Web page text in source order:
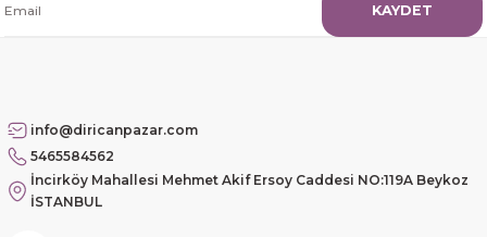
Çok memnun kaldım
güvenli ödeme, hızlı gönderim.
Fahrettin Vural | 11/11/2025
KAYDET
info@diricanpazar.com
5465584562
İncirköy Mahallesi Mehmet Akif Ersoy Caddesi NO:119A Beykoz
İSTANBUL